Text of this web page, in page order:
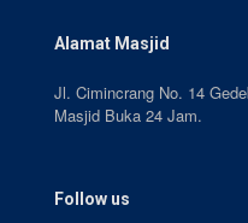
Alamat Masjid
Jl. Cimincrang No. 14
Masjid Buka 24 Jam.
Follow us